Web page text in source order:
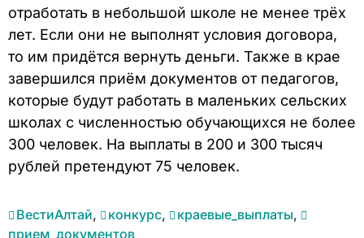
отработать в небольшой школе не менее трёх
лет. Если они не выполнят условия договора,
то им придётся вернуть деньги. Также в крае
завершился приём документов от педагогов,
которые будут работать в маленьких сельских
школах с численностью обучающихся не более
300 человек. На выплаты в 200 и 300 тысяч
рублей претендуют 75 человек.
ВестиАлтай, конкурс, краевые_выплаты,
прием_документов